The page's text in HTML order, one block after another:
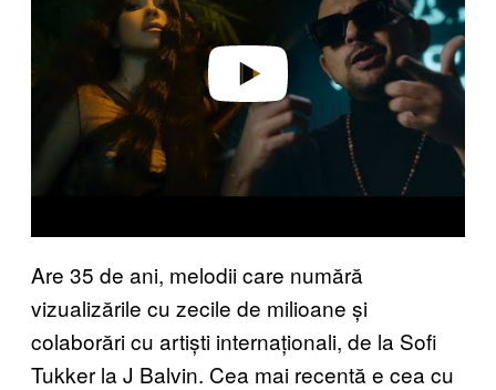
Play video
Are 35 de ani, melodii care numără
vizualizările cu zecile de milioane și
colaborări cu artiști internaționali, de la Sofi
Tukker la J Balvin. Cea mai recentă e cea cu